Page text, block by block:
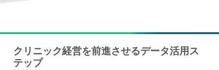
クリニック経営を前進させるデータ活用ス
テップ